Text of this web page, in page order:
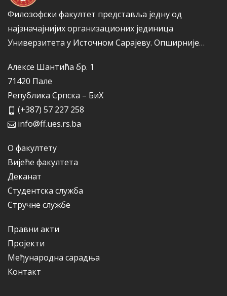
Филозофски факултет представља једну од
најзначајнијих организационих јединица
Универзитета у Источном Сарајеву. Опширније…
Алексе Шантића бр. 1
71420 Пале
Република Српска – БиХ
(+387) 57 227 258
info@ff.ues.rs.ba
О факултету
Вијеће факултета
Деканат
Студентска служба
Стручне службе
Правни акти
Пројекти
Међународна сарадња
Контакт